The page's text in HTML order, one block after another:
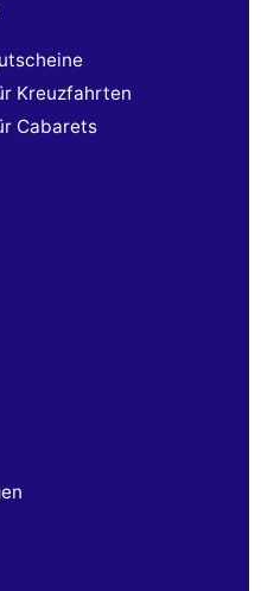
Kreuzfahrten
Cabarets